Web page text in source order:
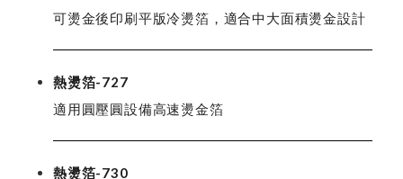
可燙金後印刷平版冷燙箔，適合中大面積燙金設計
熱燙箔-727
適用圓壓圓設備高速燙金箔
熱燙箔-730